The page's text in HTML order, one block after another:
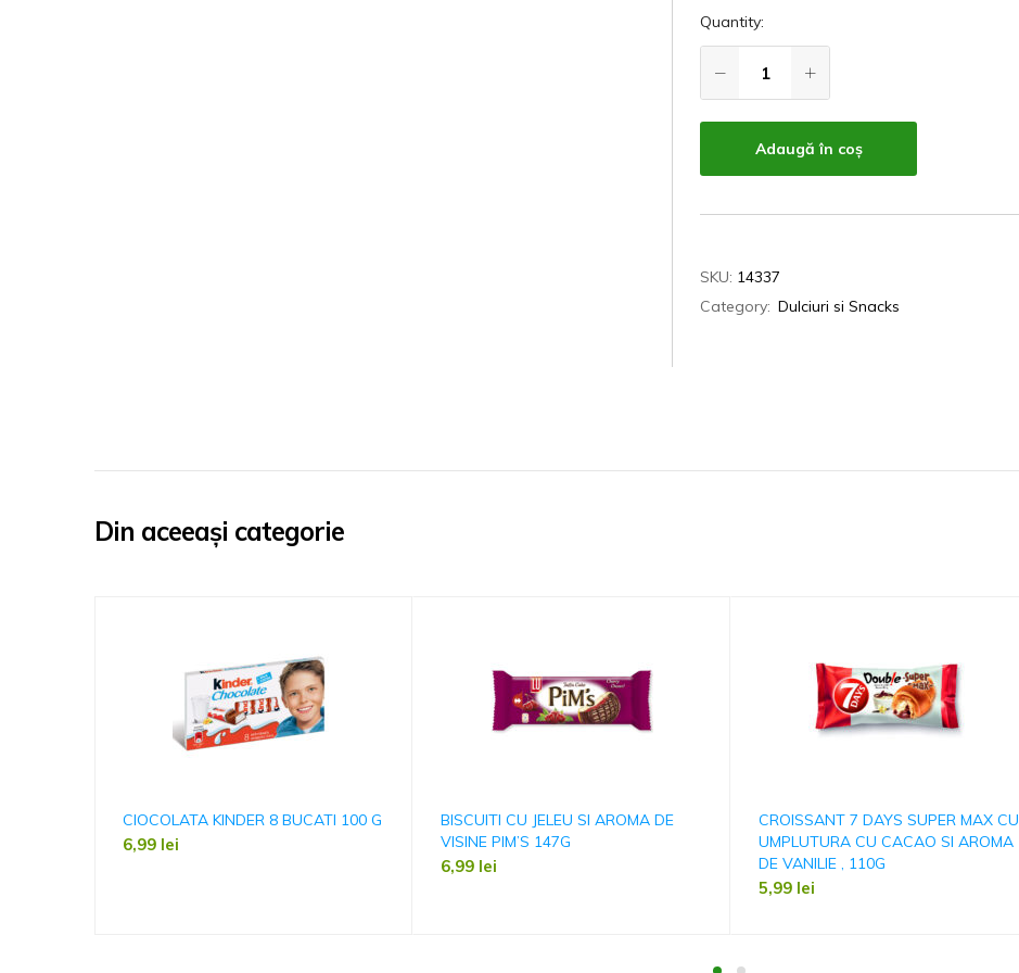
Quantity:
Adaugă în coș
SKU: 14337
Category: Dulciuri si Snacks
Din aceeași categorie
CIOCOLATA KINDER 8 BUCATI 100 G
6,99 lei
BISCUITI CU JELEU SI AROMA DE
VISINE PIM’S 147G
6,99 lei
CROISSANT 7 DAYS SUPER MAX CU
UMPLUTURA CU CACAO SI AROMA
DE VANILIE , 110G
5,99 lei